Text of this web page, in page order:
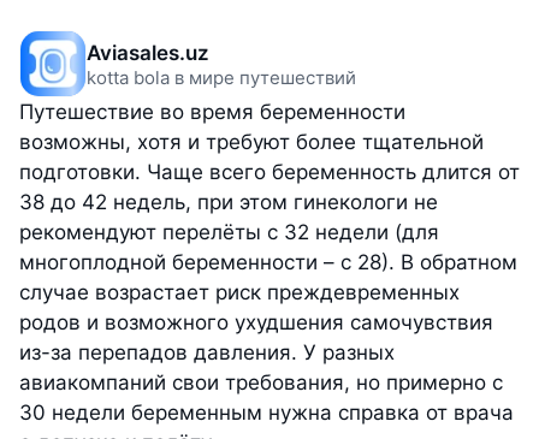
Aviasales.uz
kotta bola в мире путешествий
Путешествие во время беременности
возможны, хотя и требуют более тщательной
подготовки. Чаще всего беременность длится от
38 до 42 недель, при этом гинекологи не
рекомендуют перелёты с 32 недели (для
многоплодной беременности – с 28). В обратном
случае возрастает риск преждевременных
родов и возможного ухудшения самочувствия
из-за перепадов давления. У разных
авиакомпаний свои требования, но примерно с
30 недели беременным нужна справка от врача